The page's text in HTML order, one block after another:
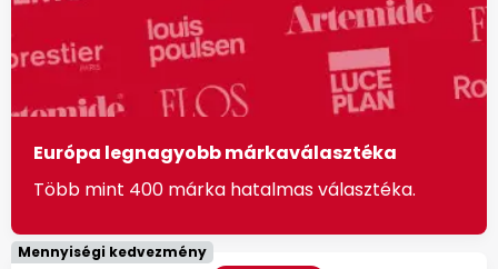
Európa legnagyobb márkaválasztéka
Több mint 400 márka hatalmas választéka.
Mennyiségi kedvezmény